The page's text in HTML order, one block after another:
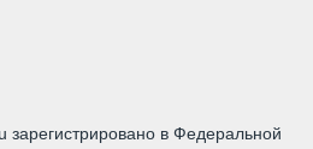
зарегистрировано в Федеральной